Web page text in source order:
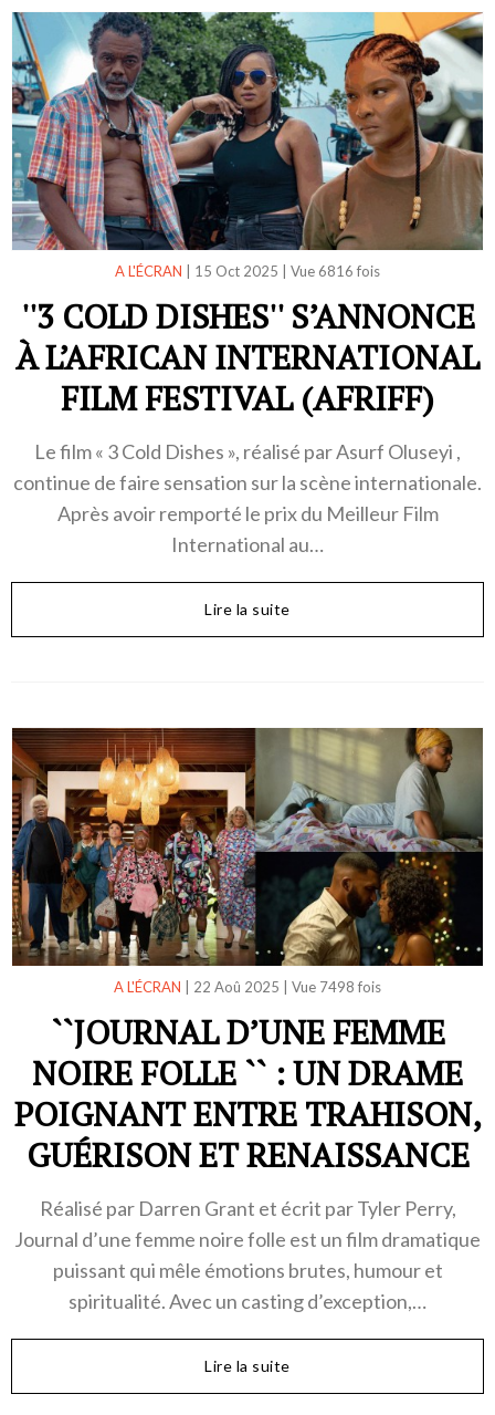
A L'ÉCRAN 15 Oct 2025 Vue 6816 fois
''3 COLD DISHES'' S’ANNONCE
À L’AFRICAN INTERNATIONAL
FILM FESTIVAL (AFRIFF)
Le film « 3 Cold Dishes », réalisé par Asurf Oluseyi ,
continue de faire sensation sur la scène internationale.
Après avoir remporté le prix du Meilleur Film
International au…
Lire la suite
A L'ÉCRAN 22 Aoû 2025 Vue 7498 fois
``JOURNAL D’UNE FEMME
NOIRE FOLLE `` : UN DRAME
POIGNANT ENTRE TRAHISON,
GUÉRISON ET RENAISSANCE
Réalisé par Darren Grant et écrit par Tyler Perry,
Journal d’une femme noire folle est un film dramatique
puissant qui mêle émotions brutes, humour et
spiritualité. Avec un casting d’exception,…
Lire la suite